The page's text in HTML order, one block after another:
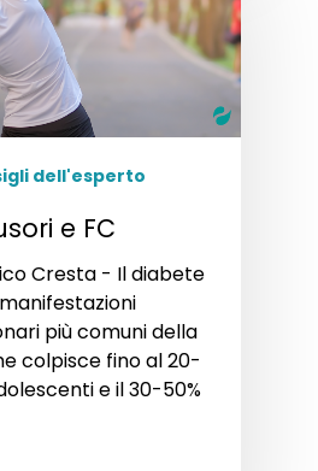
dell'esperto
e FC
Cresta - Il diabete
più comuni della
colpisce fino al 20-
e il 30-50%